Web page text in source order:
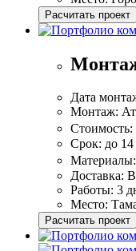
Расчитать проект
Дата
Монтаж:
Стоимость:
Срок: до
Материалы:
Доставка: В
Работы: 3
Место:
Расчитать проект